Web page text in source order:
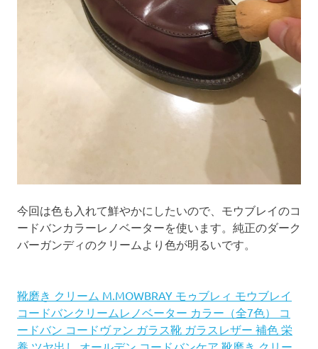
今回は色も入れて鮮やかにしたいので、モウブレイのコ
ードバンカラーレノベーターを使います。純正のダーク
バーガンディのクリームより色が明るいです。
靴磨き クリーム M.MOWBRAY モゥブレィ モウブレイ
コードバンクリームレノベーター カラー（全7色） コ
ードバン コードヴァン ガラス靴 ガラスレザー 補色 栄